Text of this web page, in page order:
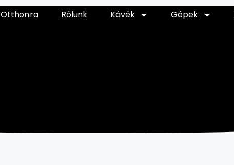
Otthonra Rólunk Kávék Gépek